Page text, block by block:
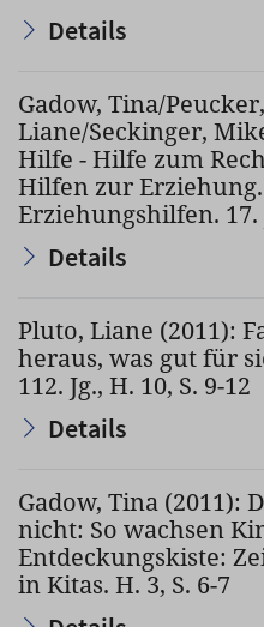
Details
Gadow, Tina/
Liane/Seckinger,
Hilfe - Hilfe zum
Hilfen zur
Erziehungshilfen. 17.
Details
Pluto, Liane (2011):
heraus, was gut für
112. Jg., H. 10, S. 9-12
Details
Gadow, Tina (2011):
nicht: So wachsen
Entdeckungskiste:
in Kitas. H. 3, S. 6-7